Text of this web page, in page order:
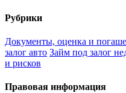
Рубрики
Документы, оценка и
залог авто Займ под залог
и рисков
Правовая информация